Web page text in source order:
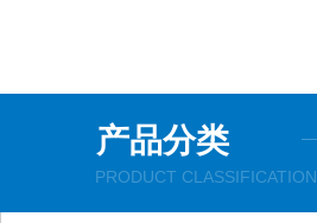
产品分类
PRODUCT CLASSIFICATION